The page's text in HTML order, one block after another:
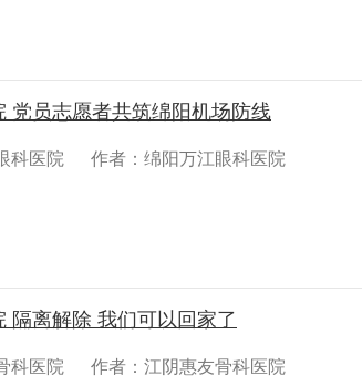
党员志愿者共筑绵阳机场防线
科医院 作者：绵阳万江眼科医院
隔离解除 我们可以回家了
科医院 作者：江阴惠友骨科医院